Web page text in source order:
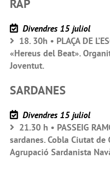
RAP
Divendres 15 juliol
18. 30h • PLAÇA DE
«Hereus del Beat».
Joventut.
SARDANES
Divendres 15 juliol
21.30 h • PASSEIG
sardanes. Cobla Ciutat de
Agrupació Sardanista